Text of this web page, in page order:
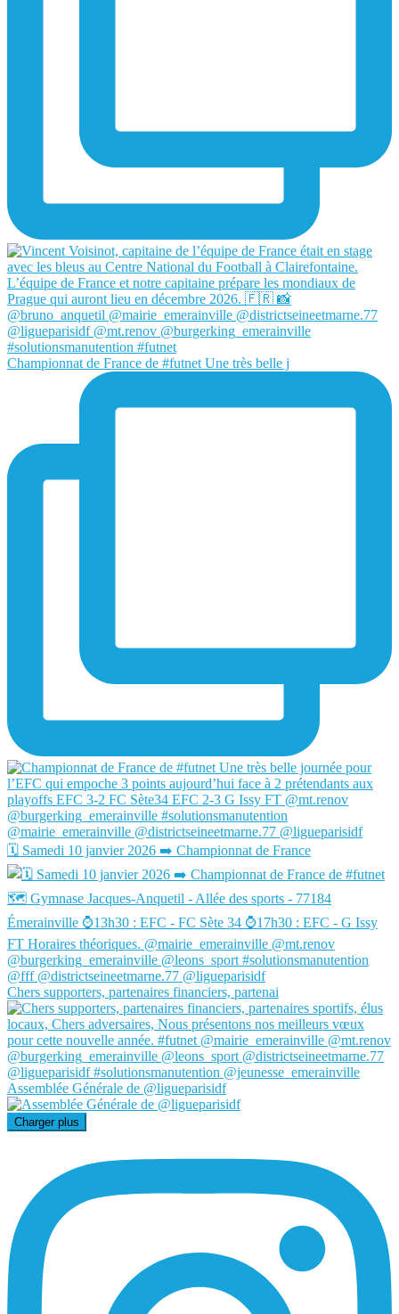
Championnat de France de #futnet Une très belle j
🗓️ Samedi 10 janvier 2026 ➡️ Championnat de France
Chers supporters, partenaires financiers, partenai
Assemblée Générale de @ligueparisidf
Charger plus